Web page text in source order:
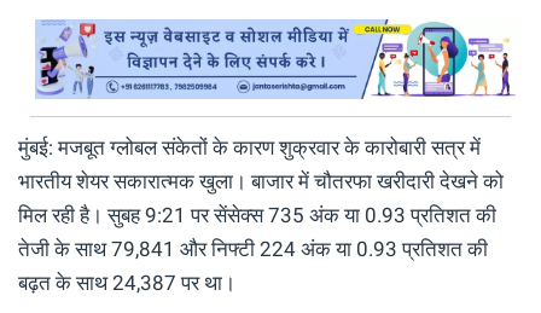
मुंबई: मजबूत ग्लोबल संकेतों के कारण शुक्रवार के कारोबारी सत्र में
भारतीय शेयर सकारात्मक खुला। बाजार में चौतरफा खरीदारी देखने को
मिल रही है। सुबह 9:21 पर सेंसेक्स 735 अंक या 0.93 प्रतिशत की
तेजी के साथ 79,841 और निफ्टी 224 अंक या 0.93 प्रतिशत की
बढ़त के साथ 24,387 पर था।